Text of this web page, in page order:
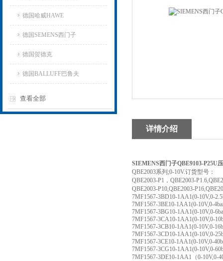
德国哈威HAWE
德国SEMENS西门子
德国贺德克
德国BALLUFF巴鲁夫
查看全部
详情介绍
SIEMENS西门子QBE9103-P25U
QBE2003系列;0-10V.订货型号：
QBE2003-P1，QBE2003-
QBE2003-P10,QBE2003-
7MF1567-3BD10-1AA1(0-10V,0-
7MF1567-3BE10-1AA1(0-10V,0-
7MF1567-3BG10-1AA1(0-10V,0-
7MF1567-3CA10-1AA1(0-10V,0-
7MF1567-3CB10-1AA1(0-10V,0-
7MF1567-3CD10-1AA1(0-10V,0-
7MF1567-3CE10-1AA1(0-10V,0-
7MF1567-3CG10-1AA1(0-10V,0-
7MF1567-3DE10-1AA1（0-10V,0-